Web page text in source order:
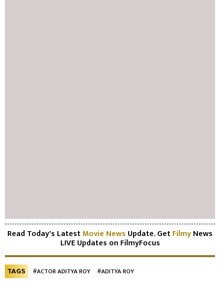
Read Today's LatestMovie News Update. GetFilmyNews
LIVE Updates on FilmyFocus
TAGS #ACTOR ADITYA ROY #ADITYA ROY